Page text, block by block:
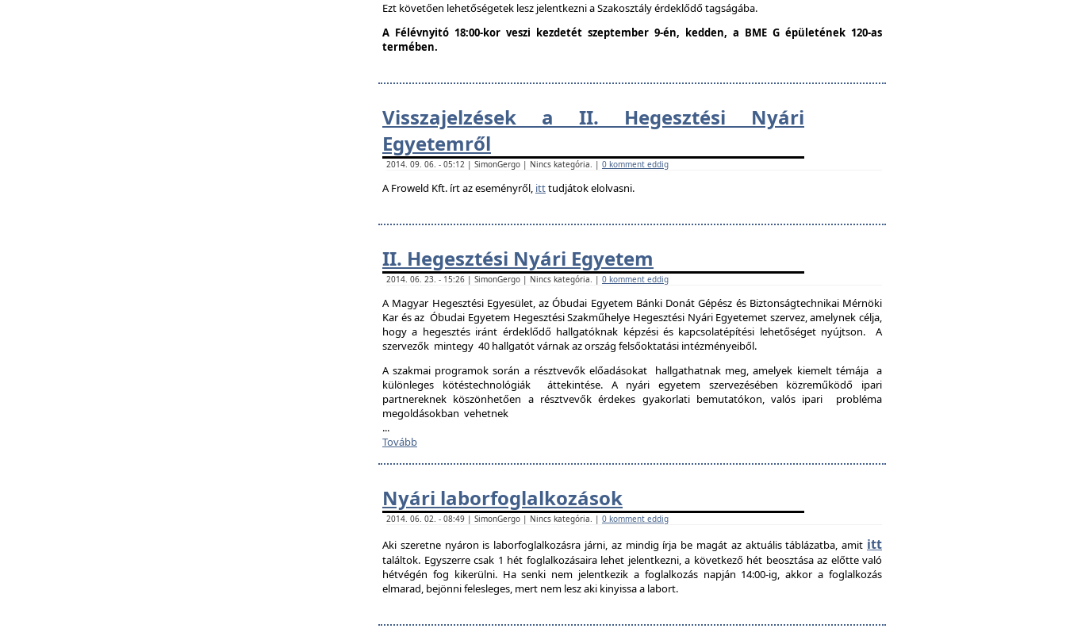
Ezt követően lehetőségetek lesz jelentkezni a Szakosztály érdeklődő tagságába.
A Félévnyitó 18:00-kor veszi kezdetét szeptember 9-én, kedden, a BME G épületének 120-as
termében.
Visszajelzések a II. Hegesztési Nyári
Egyetemről
2014. 09. 06. - 05:12 | SimonGergo | Nincs kategória. | 0 komment eddig
A Froweld Kft. írt az eseményről, itttudjátok elolvasni.
II. Hegesztési Nyári Egyetem
2014. 06. 23. - 15:26 | SimonGergo | Nincs kategória. | 0 komment eddig
A Magyar Hegesztési Egyesület, az Óbudai Egyetem Bánki Donát Gépész és Biztonságtechnikai Mérnöki
Kar és az Óbudai Egyetem Hegesztési Szakműhelye Hegesztési Nyári Egyetemet szervez, amelynek célja,
hogy a hegesztés iránt érdeklődő hallgatóknak képzési és kapcsolatépítési lehetőséget nyújtson. A
szervezők mintegy 40 hallgatót várnak az ország felsőoktatási intézményeiből.
A szakmai programok során a résztvevők előadásokat hallgathatnak meg, amelyek kiemelt témája a
különleges kötéstechnológiák áttekintése. A nyári egyetem szervezésében közreműködő ipari
partnereknek köszönhetően a résztvevők érdekes gyakorlati bemutatókon, valós ipari probléma
megoldásokban vehetnek
...
Tovább
Nyári laborfoglalkozások
2014. 06. 02. - 08:49 | SimonGergo | Nincs kategória. | 0 komment eddig
Aki szeretne nyáron is laborfoglalkozásra járni, az mindig írja be magát az aktuális táblázatba, amit itt
találtok. Egyszerre csak 1 hét foglalkozásaira lehet jelentkezni, a következő hét beosztása az előtte való
hétvégén fog kikerülni. Ha senki nem jelentkezik a foglalkozás napján 14:00-ig, akkor a foglalkozás
elmarad, bejönni felesleges, mert nem lesz aki kinyissa a labort.